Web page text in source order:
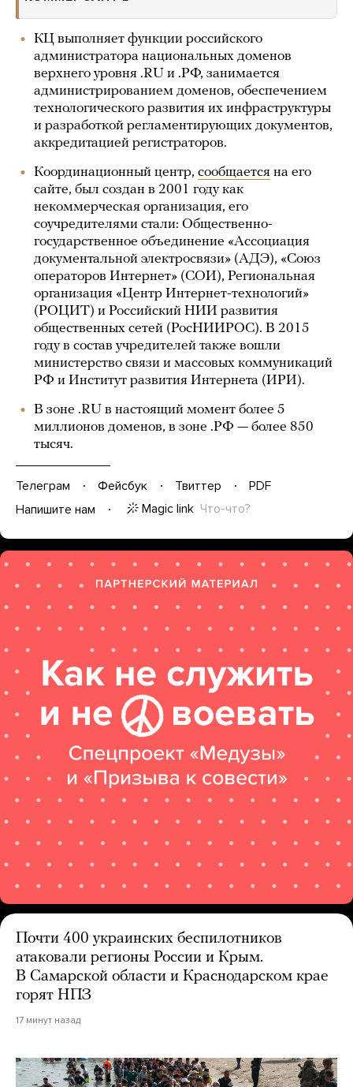
КЦ выполняет функции российского
администратора национальных доменов
верхнего уровня .RU и .РФ, занимается
администрированием доменов, обеспечением
технологического развития их инфраструктуры
и разработкой регламентирующих документов,
аккредитацией регистраторов.
Координационный центр, сообщается на его
сайте, был создан в 2001 году как
некоммерческая организация, его
соучредителями стали: Общественно-
государственное объединение «Ассоциация
документальной электросвязи» (АДЭ), «Союз
операторов Интернет» (СОИ), Региональная
организация «Центр Интернет-технологий»
(РОЦИТ) и Российский НИИ развития
общественных сетей (РосНИИРОС). В 2015
году в состав учредителей также вошли
министерство связи и массовых коммуникаций
РФ и Институт развития Интернета (ИРИ).
В зоне .RU в настоящий момент более 5
миллионов доменов, в зоне .РФ — более 850
тысяч.
Телеграм Фейсбук Твиттер
PDF
Напишите нам
Magic link Что-что?
Почти 400 украинских беспилотников
атаковали регионы России и Крым.
В Самарской области и Краснодарском крае
горят НПЗ
17 минут назад